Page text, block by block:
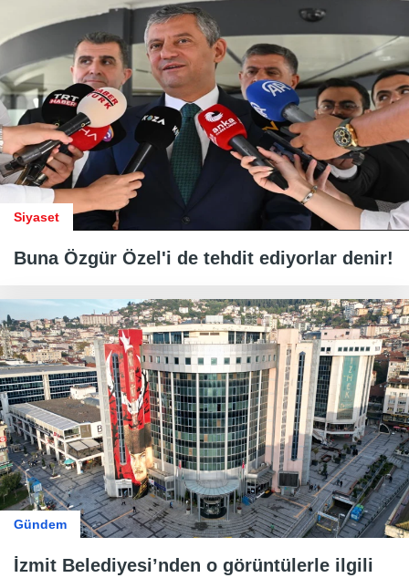
Siyaset
Buna Özgür Özel'i de tehdit ediyorlar denir!
Gündem
İzmit Belediyesi’nden o görüntülerle ilgili